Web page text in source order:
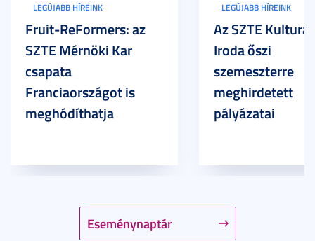
Eseménynaptár
LEGÚJABB HÍREINK
Fruit-ReFormers: az
SZTE Mérnöki Kar
csapata
Franciaországot is
meghódíthatja
LEGÚJABB HÍREINK
Az SZTE
Iroda őszi
szemeszterre
meghirdetett
pályázatai